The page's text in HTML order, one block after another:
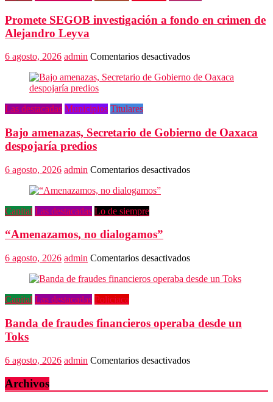
Promete SEGOB investigación a fondo en crimen de
Alejandro Leyva
6 agosto, 2026 admin Comentarios desactivadosen
SEGOB
crimen
Las destacadas Municipios Titulares
Bajo amenazas, Secretario de Gobierno de Oaxaca
despojaría predios
6 agosto, 2026 admin Comentarios desactivadosen
despojaría
Capital Las destacadas Lo de siempre
“Amenazamos, no dialogamos”
6 agosto, 2026 admin Comentarios desactivadosen
no
Capital Las destacadas Policiaca
Banda de fraudes financieros operaba desde un
Toks
6 agosto, 2026 admin Comentarios desactivadosen
fraudes
Archivos